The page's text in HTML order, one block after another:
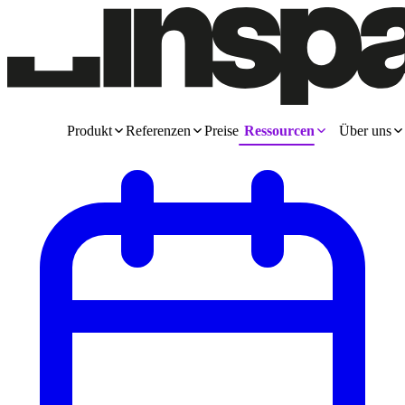
Produkt Referenzen Preise Ressourcen Über uns